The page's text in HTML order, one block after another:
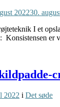
202230.
I et
Konsistensen er
2022 i Det søde